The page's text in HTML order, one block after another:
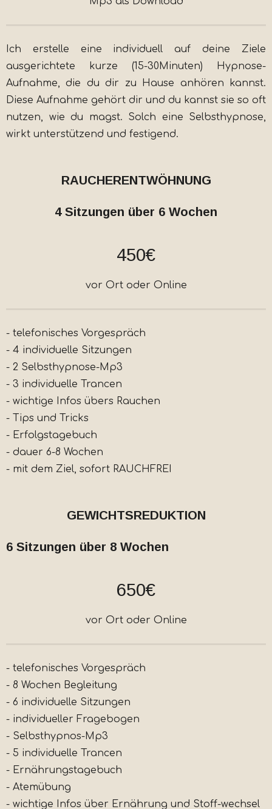
Ich erstelle eine individuell auf deine Ziele
ausgerichtete kurze (15-30Minuten) Hypnose-
Aufnahme, die du dir zu Hause anhören kannst.
Diese Aufnahme gehört dir und du kannst sie so oft
nutzen, wie du magst. Solch eine Selbsthypnose,
wirkt unterstützend und festigend.
RAUCHERENTWÖHNUNG
4 Sitzungen über 6 Wochen
450€
vor Ort oder Online
- telefonisches Vorgespräch
- 4 individuelle Sitzungen
- 2 Selbsthypnose-Mp3
- 3 individuelle Trancen
- wichtige Infos übers Rauchen
- Tips und Tricks
- Erfolgstagebuch
- dauer 6-8 Wochen
- mit dem Ziel, sofort RAUCHFREI
GEWICHTSREDUKTION
6 Sitzungen über 8 Wochen
650€
vor Ort oder Online
- telefonisches Vorgespräch
- 8 Wochen Begleitung
- 6 individuelle Sitzungen
- individueller Fragebogen
- Selbsthypnos-Mp3
- 5 individuelle Trancen
- Ernährungstagebuch
- Atemübung
- wichtige Infos über Ernährung und Stoff-wechsel